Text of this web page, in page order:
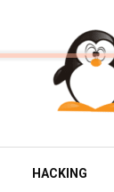
HACKING